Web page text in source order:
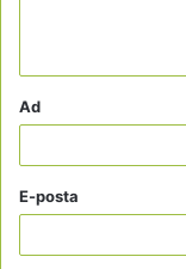
Ad
E-posta